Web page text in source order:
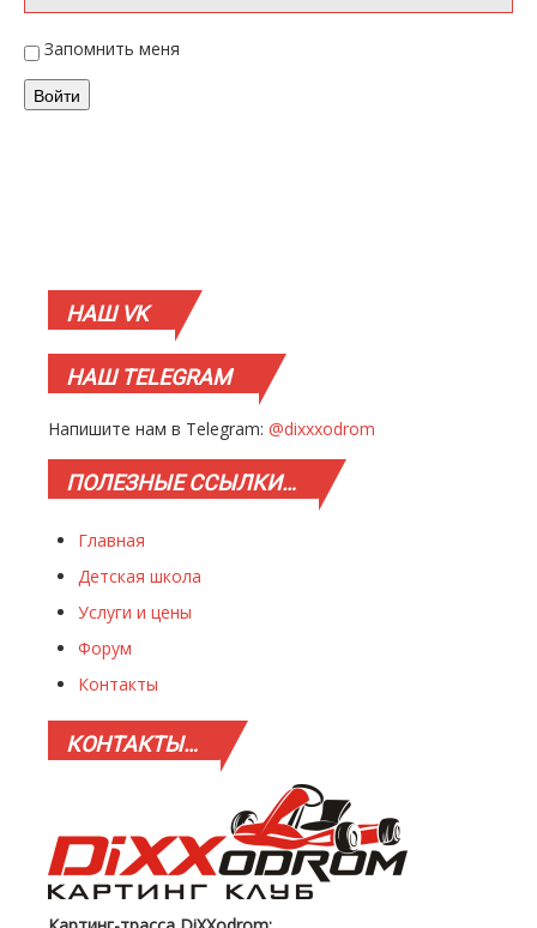
Запомнить меня
Войти
НАШVK
НАШTELEGRAM
Напишите нам в Telegram: @dixxxodrom
ПОЛЕЗНЫЕССЫЛКИ…
Главная
Детская школа
Услуги и цены
Форум
Контакты
КОНТАКТЫ…